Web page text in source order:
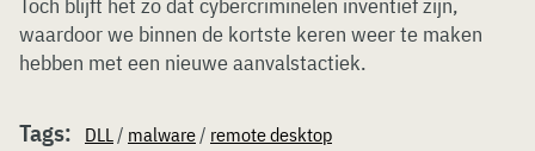
waardoor we binnen de kortste keren weer te maken
hebben met een nieuwe aanvalstactiek.
Tags: DLL/ malware/ remote desktop